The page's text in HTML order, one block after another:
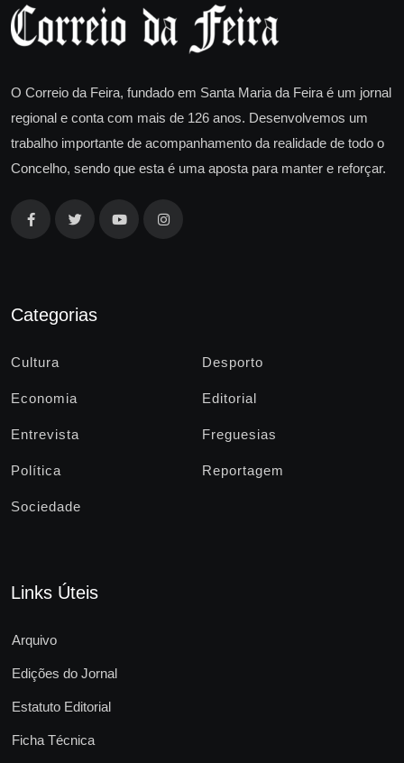
O Correio da Feira, fundado em Santa Maria da Feira é um jornal
regional e conta com mais de 126 anos. Desenvolvemos um
trabalho importante de acompanhamento da realidade de todo o
Concelho, sendo que esta é uma aposta para manter e reforçar.
Categorias
Cultura Desporto
Economia Editorial
Entrevista Freguesias
Política Reportagem
Sociedade
Links Úteis
Arquivo
Edições do Jornal
Estatuto Editorial
Ficha Técnica